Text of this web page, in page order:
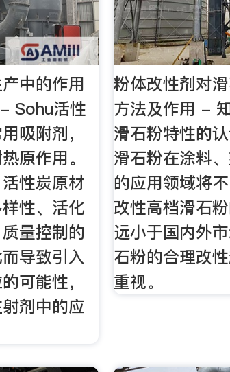
中的作用
Sohu活性
吸附剂，
原作用。
性炭原材
性、活化
量控制的
导致引入
可能性，
剂中的应
粉体改性剂对
方法及作用 -
滑石粉特性的认
滑石粉在涂料
的应用领域将
改性高档滑石
远小于国内外
石粉的合理改
重视。